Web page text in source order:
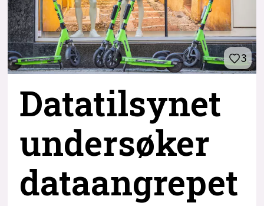
3
Datatilsynet
undersøker
dataangrepet